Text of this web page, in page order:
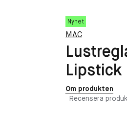
Nyhet
MAC
Lipstick
Om produkten
Recensera